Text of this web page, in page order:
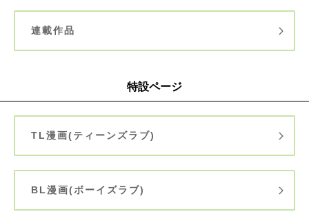
連載作品
特設ページ
TL漫画(ティーンズラブ)
BL漫画(ボーイズラブ)